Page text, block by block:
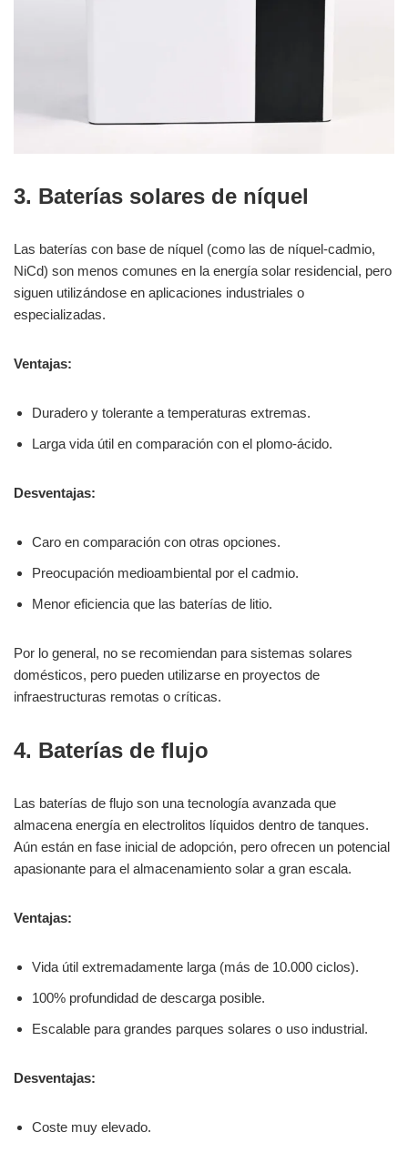
3. Baterías solares de níquel
Las baterías con base de níquel (como las de níquel-cadmio,
NiCd) son menos comunes en la energía solar residencial, pero
siguen utilizándose en aplicaciones industriales o
especializadas.
Ventajas:
Duradero y tolerante a temperaturas extremas.
Larga vida útil en comparación con el plomo-ácido.
Desventajas:
Caro en comparación con otras opciones.
Preocupación medioambiental por el cadmio.
Menor eficiencia que las baterías de litio.
Por lo general, no se recomiendan para sistemas solares
domésticos, pero pueden utilizarse en proyectos de
infraestructuras remotas o críticas.
4. Baterías de flujo
Las baterías de flujo son una tecnología avanzada que
almacena energía en electrolitos líquidos dentro de tanques.
Aún están en fase inicial de adopción, pero ofrecen un potencial
apasionante para el almacenamiento solar a gran escala.
Ventajas:
Vida útil extremadamente larga (más de 10.000 ciclos).
100% profundidad de descarga posible.
Escalable para grandes parques solares o uso industrial.
Desventajas:
Coste muy elevado.